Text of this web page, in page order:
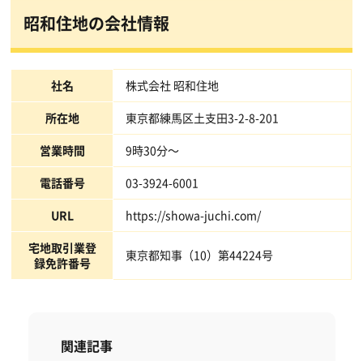
昭和住地の会社情報
社名
株式会社 昭和住地
所在地
東京都練馬区土支田3-2-8-201
営業時間
9時30分～
電話番号
03-3924-6001
URL
https://showa-juchi.com/
宅地取引業登
録免許番号
東京都知事（10）第44224号
関連記事